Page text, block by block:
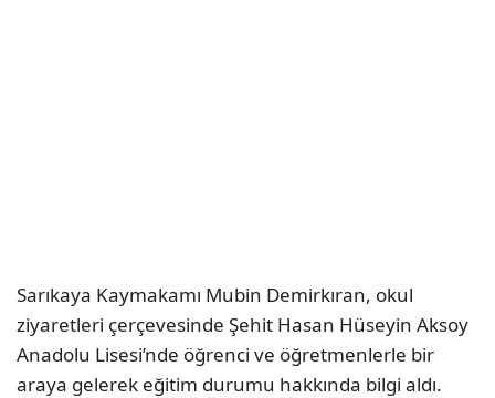
Sarıkaya Kaymakamı Mubin Demirkıran, okul
ziyaretleri çerçevesinde Şehit Hasan Hüseyin Aksoy
Anadolu Lisesi’nde öğrenci ve öğretmenlerle bir
araya gelerek eğitim durumu hakkında bilgi aldı.